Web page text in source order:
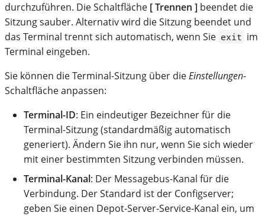
durchzuführen. Die Schaltfläche [ Trennen ] beendet die
Sitzung sauber. Alternativ wird die Sitzung beendet und
das Terminal trennt sich automatisch, wenn Sie exit im
Terminal eingeben.
Sie können die Terminal-Sitzung über dieEinstellungen-
Schaltfläche anpassen:
Terminal-ID: Ein eindeutiger Bezeichner für die
Terminal-Sitzung (standardmäßig automatisch
generiert). Ändern Sie ihn nur, wenn Sie sich wieder
mit einer bestimmten Sitzung verbinden müssen.
Terminal-Kanal: Der Messagebus-Kanal für die
Verbindung. Der Standard ist der Configserver;
geben Sie einen Depot-Server-Service-Kanal ein, um